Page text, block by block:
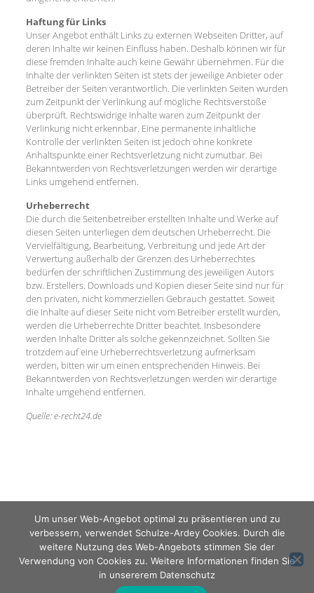
Haftung für Links
Unser Angebot enthält Links zu externen Webseiten Dritter, auf
deren Inhalte wir keinen Einfluss haben. Deshalb können wir für
diese fremden Inhalte auch keine Gewähr übernehmen. Für die
Inhalte der verlinkten Seiten ist stets der jeweilige Anbieter oder
Betreiber der Seiten verantwortlich. Die verlinkten Seiten wurden
zum Zeitpunkt der Verlinkung auf mögliche Rechtsverstöße
überprüft. Rechtswidrige Inhalte waren zum Zeitpunkt der
Verlinkung nicht erkennbar. Eine permanente inhaltliche
Kontrolle der verlinkten Seiten ist jedoch ohne konkrete
Anhaltspunkte einer Rechtsverletzung nicht zumutbar. Bei
Bekanntwerden von Rechtsverletzungen werden wir derartige
Links umgehend entfernen.
Urheberrecht
Die durch die Seitenbetreiber erstellten Inhalte und Werke auf
diesen Seiten unterliegen dem deutschen Urheberrecht. Die
Vervielfältigung, Bearbeitung, Verbreitung und jede Art der
Verwertung außerhalb der Grenzen des Urheberrechtes
bedürfen der schriftlichen Zustimmung des jeweiligen Autors
bzw. Erstellers. Downloads und Kopien dieser Seite sind nur für
den privaten, nicht kommerziellen Gebrauch gestattet. Soweit
die Inhalte auf dieser Seite nicht vom Betreiber erstellt wurden,
werden die Urheberrechte Dritter beachtet. Insbesondere
werden Inhalte Dritter als solche gekennzeichnet. Sollten Sie
trotzdem auf eine Urheberrechtsverletzung aufmerksam
werden, bitten wir um einen entsprechenden Hinweis. Bei
Bekanntwerden von Rechtsverletzungen werden wir derartige
Inhalte umgehend entfernen.
Quelle: e-recht24.de
© 2018-2026 SCHULZE-ARDEY VERWALTUNGSGESELLSCHAFT
IMPRESSUM•DATENSCHUTZERKLÄRUNG
Um unser Web-Angebot optimal zu präsentieren und zu
verbessern, verwendet Schulze-Ardey Cookies. Durch die
weitere Nutzung des Web-Angebots stimmen Sie der
Verwendung von Cookies zu. Weitere Informationen finden Sie
in unsererem Datenschutz